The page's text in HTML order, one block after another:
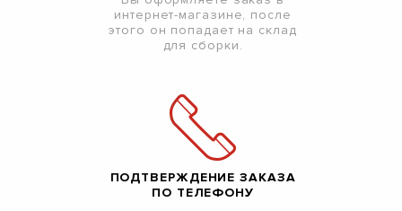
интернет-магазине, после
этого он попадает на склад
для сборки.
ПОДТВЕРЖДЕНИЕ ЗАКАЗА
ПО ТЕЛЕФОНУ